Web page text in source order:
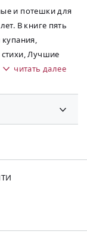
и потешки для
В книге пять
Лучшие
читать далее